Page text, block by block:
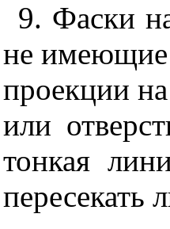
9. Фаски
не имеющие
проекции
или
тонкая
пересекать